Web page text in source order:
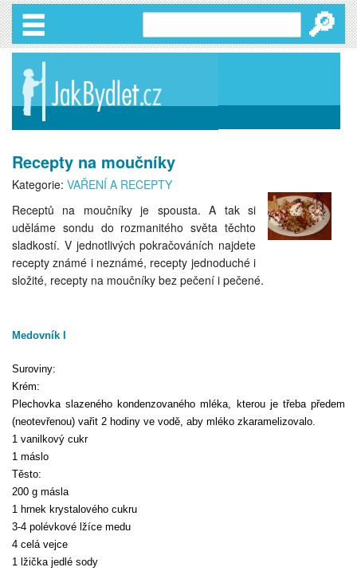
🔎
Recepty na moučníky
Kategorie: VAŘENÍ A RECEPTY
Receptů na moučníky je spousta. A tak si
uděláme sondu do rozmanitého světa těchto
sladkostí. V jednotlivých pokračováních najdete
recepty známé i neznámé, recepty jednoduché i
složité, recepty na moučníky bez pečení i pečené.
Medovník I
Suroviny:
Krém:
Plechovka slazeného kondenzovaného mléka, kterou je třeba předem
(neotevřenou) vařit 2 hodiny ve vodě, aby mléko zkaramelizovalo.
1 vanilkový cukr
1 máslo
Těsto:
200 g másla
1 hrnek krystalového cukru
3-4 polévkové lžíce medu
4 celá vejce
1 lžička jedlé sody